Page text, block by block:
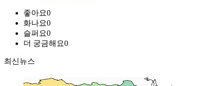
좋아요0
화나요0
슬퍼요0
더 궁금해요0
최신뉴스